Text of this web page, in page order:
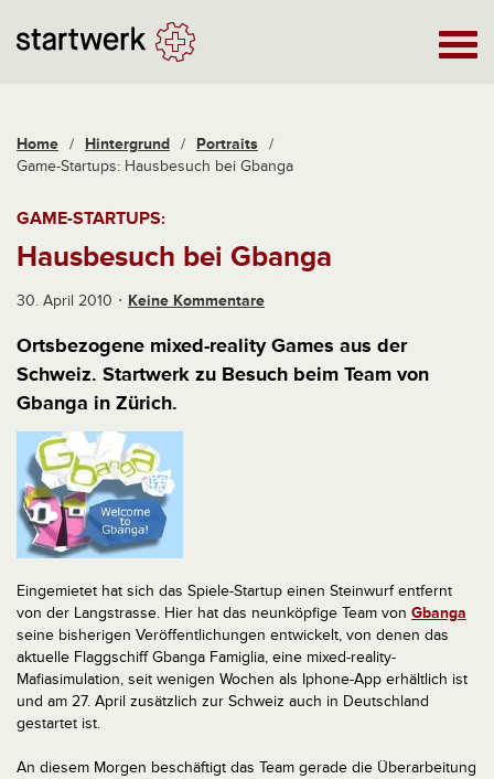
Home / Hintergrund / Portraits /
Game-Startups: Hausbesuch bei Gbanga
GAME-STARTUPS:
Hausbesuch bei Gbanga
30. April 2010 Keine Kommentare
Ortsbezogene mixed-reality Games aus der
Schweiz. Startwerk zu Besuch beim Team von
Gbanga in Zürich.
Eingemietet hat sich das Spiele-Startup einen Steinwurf entfernt
von der Langstrasse. Hier hat das neunköpfige Team von Gbanga
seine bisherigen Veröffentlichungen entwickelt, von denen das
aktuelle Flaggschiff Gbanga Famiglia, eine mixed-reality-
Mafiasimulation, seit wenigen Wochen als Iphone-App erhältlich ist
und am 27. April zusätzlich zur Schweiz auch in Deutschland
gestartet ist.
An diesem Morgen beschäftigt das Team gerade die Überarbeitung